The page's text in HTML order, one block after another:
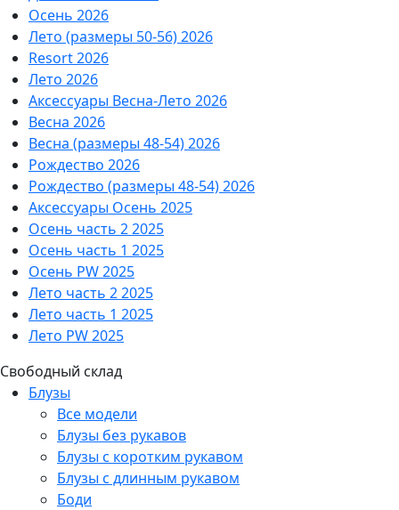
Осень 2026
Лето (размеры 50-56) 2026
Resort 2026
Лето 2026
Аксессуары Весна-Лето 2026
Весна 2026
Весна (размеры 48-54) 2026
Рождество 2026
Рождество (размеры 48-54) 2026
Аксессуары Осень 2025
Осень часть 2 2025
Осень часть 1 2025
Осень PW 2025
Лето часть 2 2025
Лето часть 1 2025
Лето PW 2025
Свободный склад
Блузы
Все модели
Блузы без рукавов
Блузы с коротким рукавом
Блузы с длинным рукавом
Боди